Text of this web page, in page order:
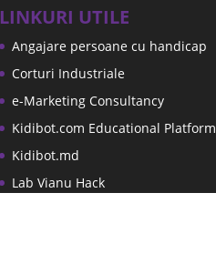
LINKURI UTILE
Angajare persoane cu handicap
Corturi Industriale
e-Marketing Consultancy
Kidibot.com Educational Platform
Kidibot.md
Lab Vianu Hack